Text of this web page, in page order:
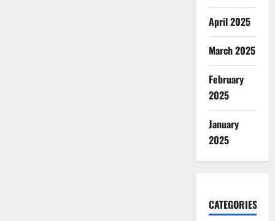
April 2025
March 2025
February
2025
January
2025
CATEGORIES